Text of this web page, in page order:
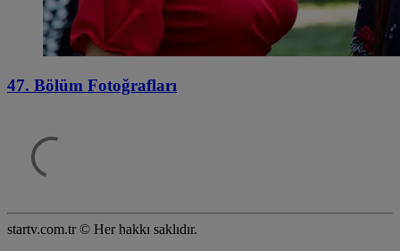
47. Bölüm Fotoğrafları
startv.com.tr © Her hakkı saklıdır.